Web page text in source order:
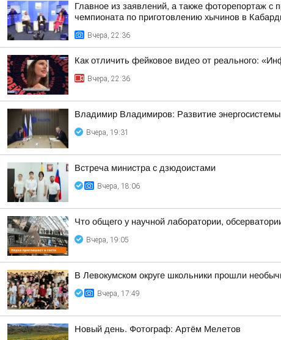
Главное из заявлений, а также фоторепортаж
чемпионата по приготовлению хычинов в
Вчера, 22:36
Как отличить фейковое видео от реального:
Вчера, 22:36
Владимир Владимиров: Развитие
Вчера, 19:31
Встреча министра с дзюдоистами
Вчера, 18:06
Что общего у научной лаборатории,
Вчера, 19:05
В Левокумском округе школьники прошли
Вчера, 17:49
Новый день. Фотограф: Артём Мелетов